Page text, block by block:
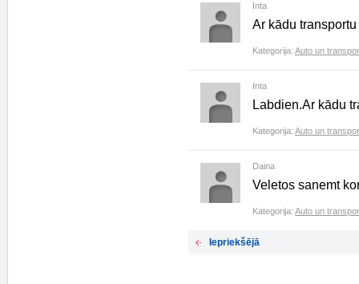
Inta
Ar kādu
Kategorija: Auto un
Inta
Labdien.Ar kādu
Kategorija: Auto un
Daina
Veletos sanemt
Kategorija: Auto un
Iepriekšējā